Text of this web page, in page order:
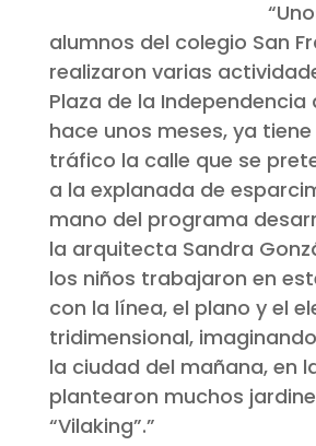
alumnos del colegio San
realizaron varias
Plaza de la Independencia
hace unos meses, ya
tráfico la calle que se
a la explanada de
mano del programa
la arquitecta Sandra
los niños trabajaron en
con la línea, el plano y el
tridimensional,
la ciudad del mañana, en
plantearon muchos
“Vilaking”.”